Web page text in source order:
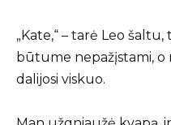
„Kate,“ – tarė Leo
būtume nepažįstami, o
dalijosi viskuo.